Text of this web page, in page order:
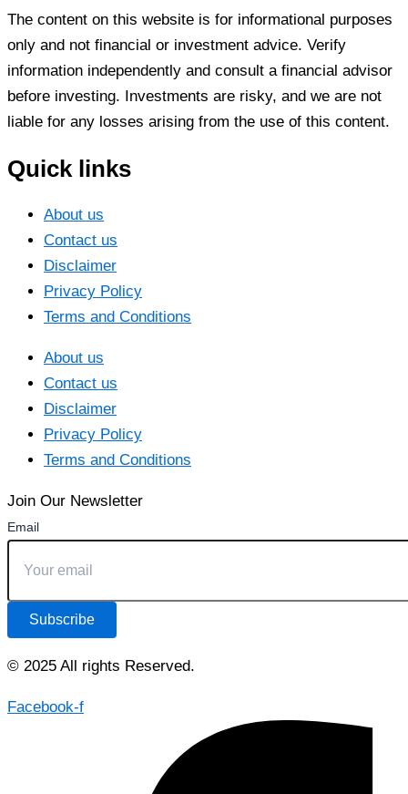
The content on this website is for informational purposes
only and not financial or investment advice. Verify
information independently and consult a financial advisor
before investing. Investments are risky, and we are not
liable for any losses arising from the use of this content.
Quick links
About us
Contact us
Disclaimer
Privacy Policy
Terms and Conditions
About us
Contact us
Disclaimer
Privacy Policy
Terms and Conditions
Join Our Newsletter
Email
Subscribe
© 2025 All rights Reserved.
Facebook-f